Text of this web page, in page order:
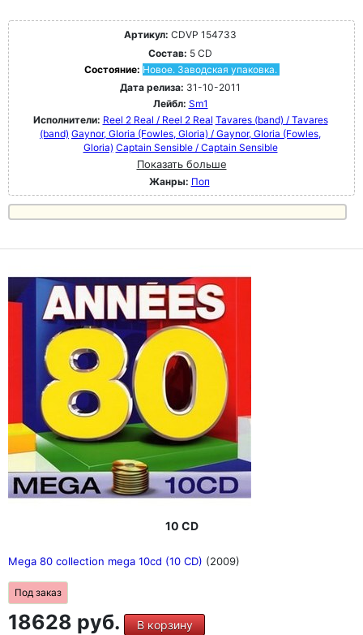
Артикул: CDVP 154733
Состав: 5 CD
Состояние: Новое. Заводская упаковка.
Дата релиза: 31-10-2011
Лейбл: Sm1
Исполнители: Reel 2 Real / Reel 2 Real Tavares (band) / Tavares
(band) Gaynor, GIoria (Fowles, Gloria) / Gaynor, GIoria (Fowles,
Gloria) Captain Sensible / Captain Sensible
Показать больше
Жанры: Поп
10 CD
Mega 80 collection mega 10cd (10 CD) (2009)
Под заказ
18628 руб. В корзину